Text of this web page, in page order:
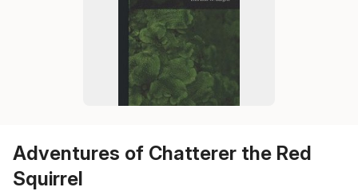
Adventures of Chatterer the Red
Squirrel